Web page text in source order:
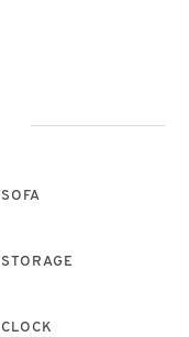
SOFA
STORAGE
CLOCK